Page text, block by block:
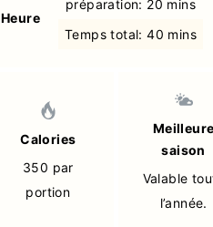
Heure
préparation: 20 mins
Temps total: 40 mins
Calories
350 par
portion
saison
Valable
l’année.